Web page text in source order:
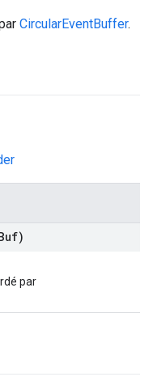
CircularEventBuffer.
par